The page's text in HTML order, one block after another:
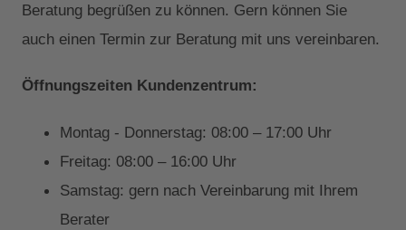
Beratung begrüßen zu können. Gern können Sie
auch einen Termin zur Beratung mit uns vereinbaren.
Öffnungszeiten Kundenzentrum:
Montag - Donnerstag: 08:00 – 17:00 Uhr
Freitag: 08:00 – 16:00 Uhr
Samstag: gern nach Vereinbarung mit Ihrem
Berater